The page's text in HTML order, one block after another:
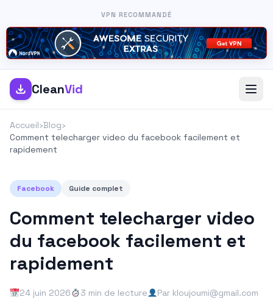
VPN RECOMMANDÉ
CleanVid
Accueil›Blog›
Comment telecharger video du facebook facilement et
rapidement
Facebook Guide complet
Comment telecharger video
du facebook facilement et
rapidement
24 juin 2026 3 min de lecture Par kloujoumi@gmail.com